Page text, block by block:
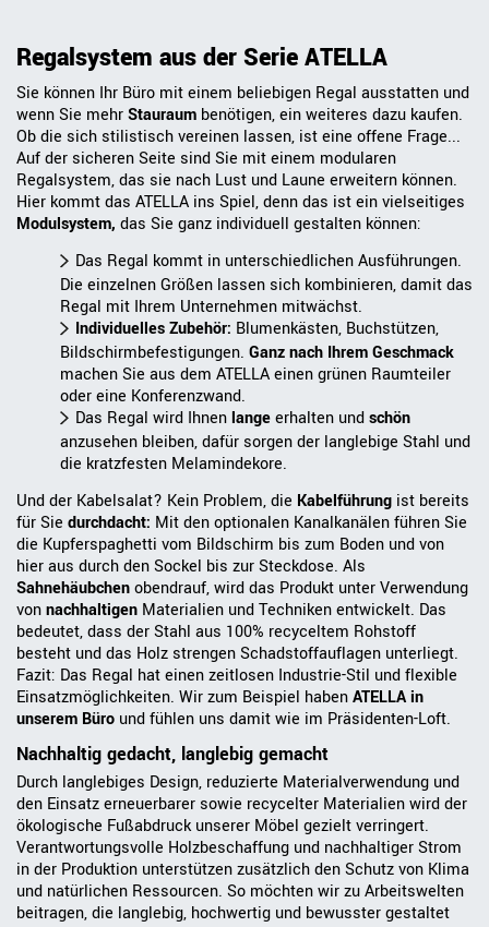
Regalsystem aus der Serie ATELLA
Sie können Ihr Büro mit einem beliebigen Regal ausstatten und
wenn Sie mehrStauraum benötigen, ein weiteres dazu kaufen.
Ob die sich stilistisch vereinen lassen, ist eine offene Frage...
Auf der sicheren Seite sind Sie mit einem modularen
Regalsystem, das sie nach Lust und Laune erweitern können.
Hier kommt das ATELLA ins Spiel, denn das ist ein vielseitiges
Modulsystem, das Sie ganz individuell gestalten können:
Das Regal kommt in unterschiedlichen Ausführungen.
Die einzelnen Größen lassen sich kombinieren, damit das
Regal mit Ihrem Unternehmen mitwächst.
Individuelles Zubehör: Blumenkästen, Buchstützen,
Bildschirmbefestigungen. Ganz nach Ihrem Geschmack
machen Sie aus dem ATELLA einen grünen Raumteiler
oder eine Konferenzwand.
Das Regal wird Ihnenlangeerhalten undschön
anzusehen bleiben, dafür sorgen der langlebige Stahl und
die kratzfesten Melamindekore.
Und der Kabelsalat? Kein Problem, die Kabelführung ist bereits
für Sie durchdacht: Mit den optionalen Kanalkanälen führen Sie
die Kupferspaghetti vom Bildschirm bis zum Boden und von
hier aus durch den Sockel bis zur Steckdose. Als
Sahnehäubchenobendrauf, wird das Produkt unter Verwendung
vonnachhaltigen Materialien und Techniken entwickelt. Das
bedeutet, dass der Stahl aus 100% recyceltem Rohstoff
besteht und das Holz strengen Schadstoffauflagen unterliegt.
Fazit: Das Regal hat einen zeitlosen Industrie-Stil und flexible
Einsatzmöglichkeiten. Wir zum Beispiel habenATELLA in
unserem Büro und fühlen uns damit wie im Präsidenten-Loft.
Nachhaltig gedacht, langlebig gemacht
Durch langlebiges Design, reduzierte Materialverwendung und
den Einsatz erneuerbarer sowie recycelter Materialien wird der
ökologische Fußabdruck unserer Möbel gezielt verringert.
Verantwortungsvolle Holzbeschaffung und nachhaltiger Strom
in der Produktion unterstützen zusätzlich den Schutz von Klima
und natürlichen Ressourcen. So möchten wir zu Arbeitswelten
beitragen, die langlebig, hochwertig und bewusster gestaltet